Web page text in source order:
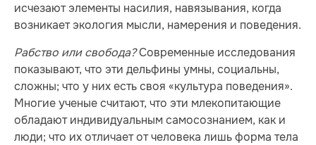
исчезают элементы насилия, навязывания, когда
возникает экология мысли, намерения и поведения.
Рабство или свобода?Современные исследования
показывают, что эти дельфины умны, социальны,
сложны; что у них есть своя «культура поведения».
Многие ученые считают, что эти млекопитающие
обладают индивидуальным самосознанием, как и
люди; что их отличает от человека лишь форма тела